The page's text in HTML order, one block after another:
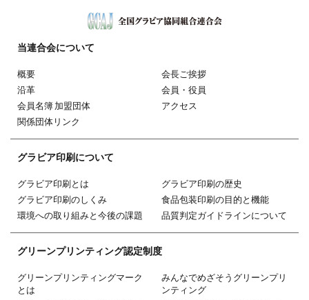
当連合会について
概要
会長ご挨拶
沿革
会員・役員
会員名簿 加盟団体
アクセス
関係団体リンク
グラビア印刷について
グラビア印刷とは
グラビア印刷の歴史
グラビア印刷のしくみ
食品包装印刷の目的と機能
環境への取り組みと今後の課題
品質判定ガイドラインについて
グリーンプリンティング認定制度
グリーンプリンティングマーク
とは
みんなでめざそうグリーンプリ
ンティング